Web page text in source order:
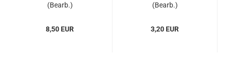
(Bearb.)
8,50 EUR
(Bearb.)
3,20 EUR